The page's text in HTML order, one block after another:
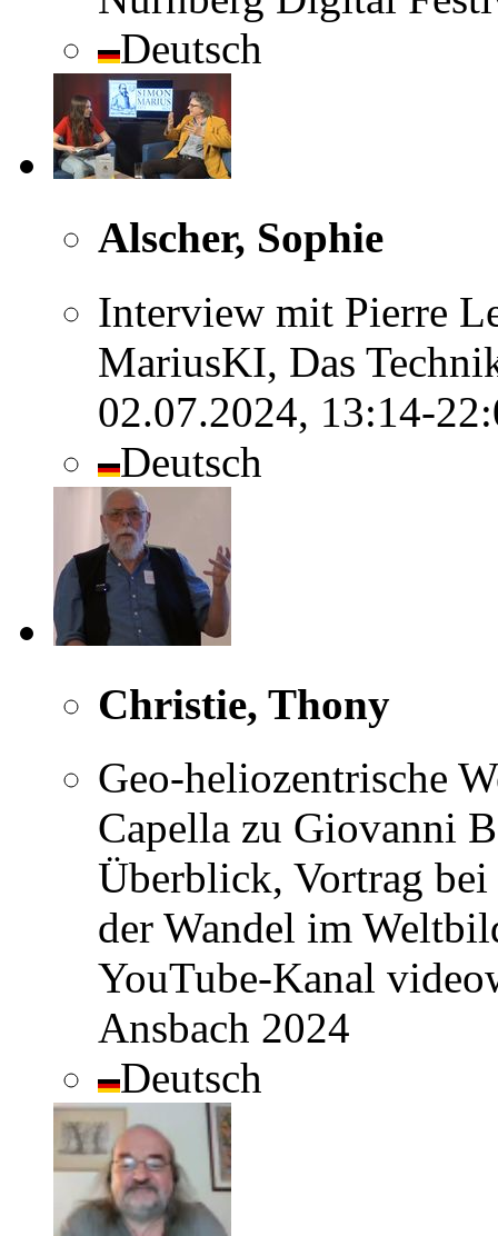
Deutsch
Alscher, Sophie
Interview mit Pierre
MariusKI, Das
02.07.2024, 13:14-
Deutsch
Christie, Thony
Geo-heliozentrische
Capella zu Giovanni
Überblick, Vortrag
der Wandel im
YouTube-Kanal
Ansbach 2024
Deutsch